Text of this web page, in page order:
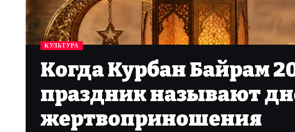
КУЛЬТУРА
Когда Курбан Байрам
праздник называют
жертвоприношения